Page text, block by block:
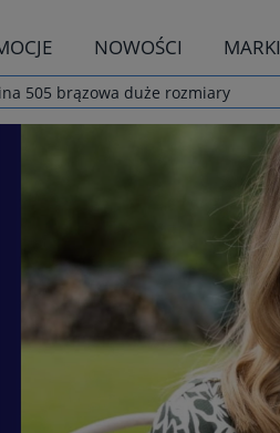
NOWOŚCI MARKI
505 brązowa duże rozmiary